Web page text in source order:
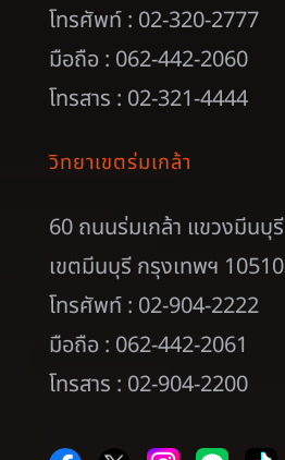
โทรศัพท์ : 02-320-2777
มือถือ : 062-442-2060
โทรสาร : 02-321-4444
วิทยาเขตร่มเกล้า
60 ถนนร่มเกล้า แขวงมีนบุรี
เขตมีนบุรี กรุงเทพฯ 10510
โทรศัพท์ : 02-904-2222
มือถือ : 062-442-2061
โทรสาร : 02-904-2200